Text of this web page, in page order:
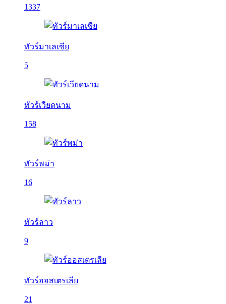
1337
ทัวร์มาเลเซีย
5
ทัวร์เวียดนาม
158
ทัวร์พม่า
16
ทัวร์ลาว
9
ทัวร์ออสเตรเลีย
21